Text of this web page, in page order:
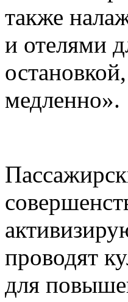
также
и отелями
медленно».
проводят
для